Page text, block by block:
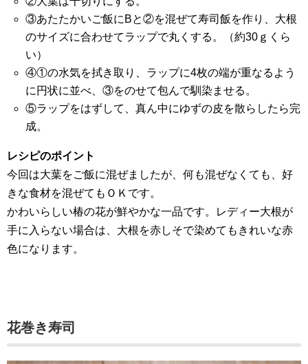
③あたたかいご飯にBと②を混ぜて寿司飯を作り、大根
のサイズに合わせてラップで丸くする。（約30ｇくら
い）
④①の水気を拭き取り、ラップに4枚の端が重なるよう
に円状に並べ、③をのせて包んで馴染ませる。
⑤ラップをはずして、真ん中にゆずの皮を散らしたら完
成。
レシピのポイント
今回は大葉をご飯に混ぜましたが、何も混ぜなくても、好
きな食材を混ぜてもＯＫです。
かわいらしい椿の花が鮮やかな一品です。レディー大根が
手に入らない場合は、大根を赤しそで染めてもきれいな赤
色になります。
花巻き寿司